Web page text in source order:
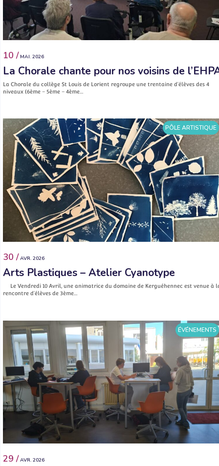
10 / MAI. 2026
La Chorale chante pour nos voisins de
La Chorale du collège St Louis de Lorient regroupe une trentaine d’élèves des 4
niveaux (6ème – 5ème – 4ème…
PÔLE ARTISTIQUE
30 / AVR. 2026
Arts Plastiques – Atelier Cyanotype
Le Vendredi 10 Avril, une animatrice du domaine de Kerguéhennec est venue à
rencontre d’élèves de 3ème…
ÉVÉNEMENTS
29 / AVR. 2026